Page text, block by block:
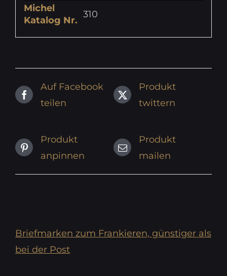
Michel
Katalog Nr.
310
Auf Facebook
teilen
Produkt
twittern
Produkt
anpinnen
Produkt
mailen
Briefmarken zum Frankieren, günstiger als
bei der Post